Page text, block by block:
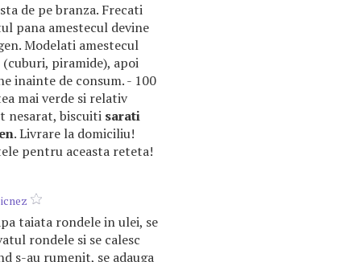
de pe branza. Frecati
pana amestecul devine
Modelati amestecul
piramide), apoi
inainte de consum. - 100
mai verde si relativ
nesarat, biscuiti sarati
. Livrare la domiciliu!
pentru aceasta reteta!
taiata rondele in ulei, se
rondele si se calesc
s-au rumenit, se adauga